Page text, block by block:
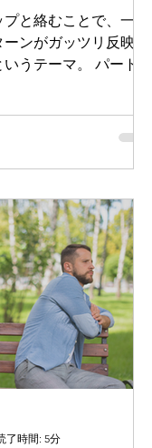
ンパクトがあります。
事で、あなたにとて
だ。 これこれこうい
ごく素敵で、自分に
と絡むことで、一気
ンがガッツリ反映さ
うテーマ。 パートナ
てくるので、とても
状態が一番難易度が
います。 お金の巡り
くることもあれば、
係性の方に歪みが出
。 ここでうまく回っ
の特徴っていくつも
その一つを書いてみよ
れは。 ＊＊＊ お金
ナーを親のように思
等なパートナーだと
ということ。 子ども
子どもの側には選択
が与えられる分だけ
了時間: 5分